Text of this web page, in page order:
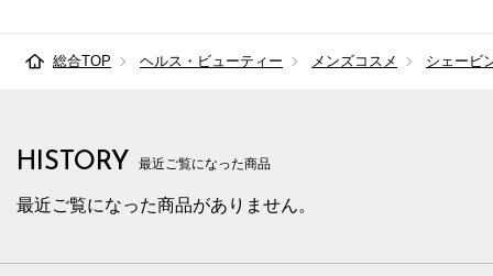
総合TOP ヘルス・ビューティー メンズコスメ シェービ
HISTORY 最近ご覧になった商品
最近ご覧になった商品がありません。